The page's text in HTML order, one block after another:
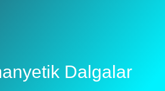
Dalgalar